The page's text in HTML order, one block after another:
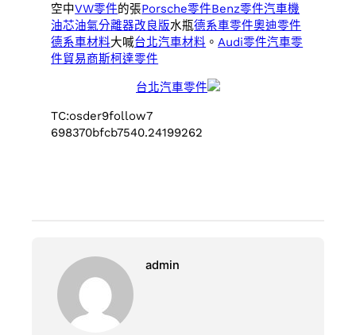
空中VW零件的張Porsche零件Benz零件汽車機
油芯油氣分離器改良版水瓶德系車零件奧迪零件
德系車材料大喊台北汽車材料 。Audi零件汽車零
件貿易商斯柯達零件
台北汽車零件
TC:osder9follow7
698370bfcb7540.24199262
admin